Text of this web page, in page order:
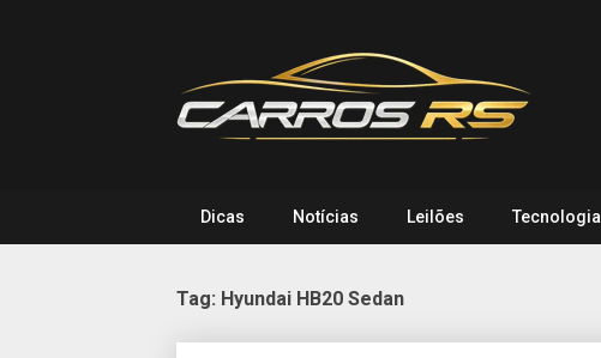
Dicas Notícias Leilões Tecnologia
Tag: Hyundai HB20 Sedan